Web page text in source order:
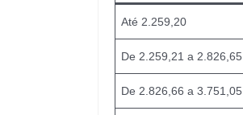
Até 2.259,20
De 2.259,21 a 2.826,65
De 2.826,66 a 3.751,05